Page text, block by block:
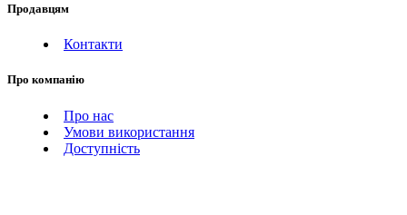
Продавцям
Контакти
Про компанію
Про нас
Умови використання
Доступність